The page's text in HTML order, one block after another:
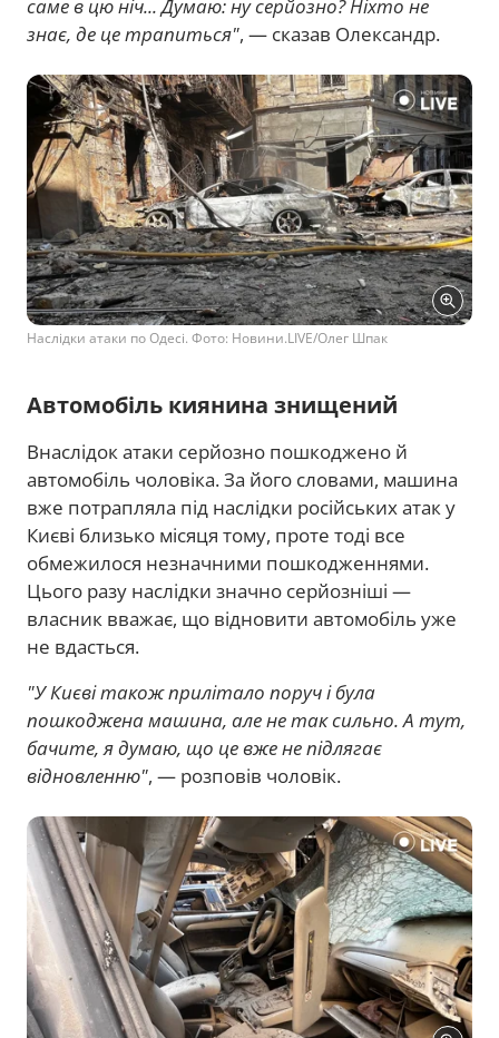
саме в цю ніч... Думаю: ну серйозно? Ніхто не
знає, де це трапиться", — сказав Олександр.
Наслідки атаки по Одесі. Фото: Новини.LIVE/Олег Шпак
Автомобіль киянина знищений
Внаслідок атаки серйозно пошкоджено й
автомобіль чоловіка. За його словами, машина
вже потрапляла під наслідки російських атак у
Києві близько місяця тому, проте тоді все
обмежилося незначними пошкодженнями.
Цього разу наслідки значно серйозніші —
власник вважає, що відновити автомобіль уже
не вдасться.
"У Києві також прилітало поруч і була
пошкоджена машина, але не так сильно. А тут,
бачите, я думаю, що це вже не підлягає
відновленню", — розповів чоловік.